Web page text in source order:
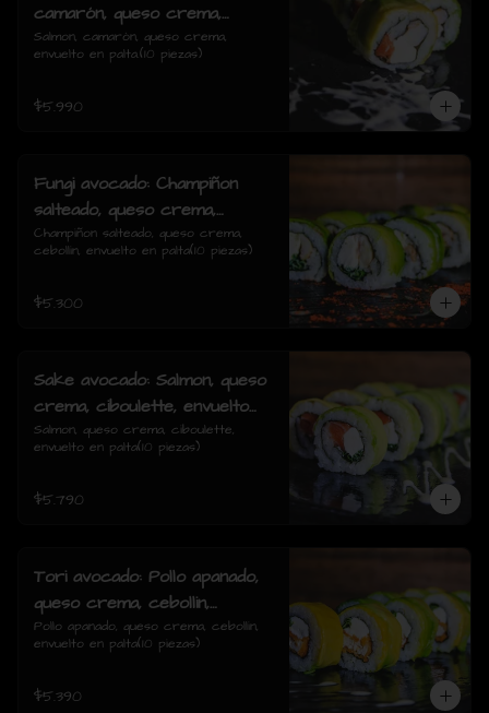
camarón, queso crema,
envuelto en palta.
Salmon, camarón, queso crema,
envuelto en palta.(10 piezas)
$5.990
Fungi avocado: Champiñon
salteado, queso crema,
cebollin, envuelto en palta
Champiñon salteado, queso crema,
cebollin, envuelto en palta(10 piezas)
$5.300
Sake avocado: Salmon, queso
crema, ciboulette, envuelto
en palta
Salmon, queso crema, ciboulette,
envuelto en palta(10 piezas)
$5.790
Tori avocado: Pollo apanado,
queso crema, cebollin,
envuelto en palta
Pollo apanado, queso crema, cebollin,
envuelto en palta(10 piezas)
$5.390